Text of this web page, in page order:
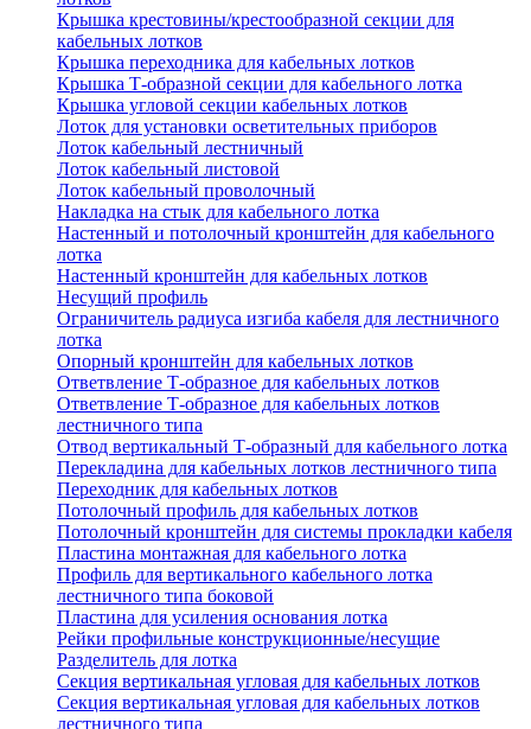
Крышка крестовины/крестообразной секции для
кабельных лотков
Крышка переходника для кабельных лотков
Крышка Т-образной секции для кабельного лотка
Крышка угловой секции кабельных лотков
Лоток для установки осветительных приборов
Лоток кабельный лестничный
Лоток кабельный листовой
Лоток кабельный проволочный
Накладка на стык для кабельного лотка
Настенный и потолочный кронштейн для кабельного
лотка
Настенный кронштейн для кабельных лотков
Несущий профиль
Ограничитель радиуса изгиба кабеля для лестничного
лотка
Опорный кронштейн для кабельных лотков
Ответвление Т-образное для кабельных лотков
Ответвление Т-образное для кабельных лотков
лестничного типа
Отвод вертикальный Т-образный для кабельного лотка
Перекладина для кабельных лотков лестничного типа
Переходник для кабельных лотков
Потолочный профиль для кабельных лотков
Потолочный кронштейн для системы прокладки кабеля
Пластина монтажная для кабельного лотка
Профиль для вертикального кабельного лотка
лестничного типа боковой
Пластина для усиления основания лотка
Рейки профильные конструкционные/несущие
Разделитель для лотка
Секция вертикальная угловая для кабельных лотков
Секция вертикальная угловая для кабельных лотков
лестничного типа